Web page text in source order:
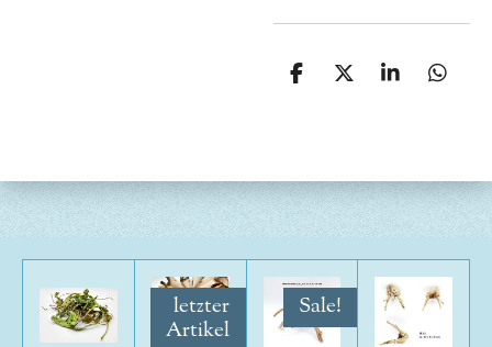
T
n
T
n
T
n
T
n
letzter
Artikel
Sale!